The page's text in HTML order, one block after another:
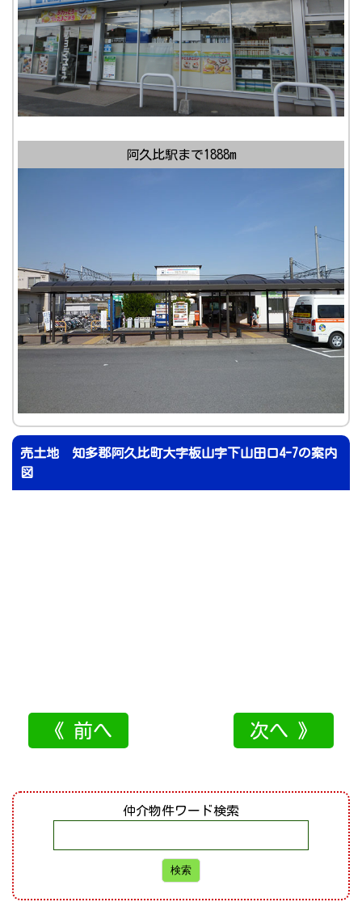
阿久比駅まで1888m
売土地 知多郡阿久比町大字板山字下山田口4-7の案内
図
《 前へ 次へ 》
仲介物件ワード検索